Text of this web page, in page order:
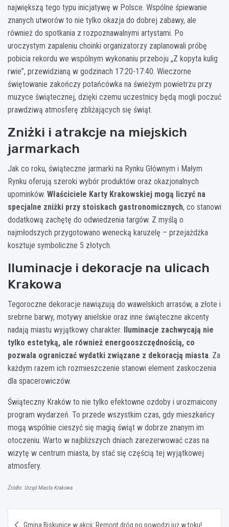
największą tego typu inicjatywę w Polsce. Wspólne śpiewanie
znanych utworów to nie tylko okazja do dobrej zabawy, ale
również do spotkania z rozpoznawalnymi artystami. Po
uroczystym zapaleniu choinki organizatorzy zaplanowali próbę
pobicia rekordu we wspólnym wykonaniu przeboju „Z kopyta kulig
rwie”, przewidzianą w godzinach 17:20-17:40. Wieczorne
świętowanie zakończy potańcówka na świeżym powietrzu przy
muzyce świątecznej, dzięki czemu uczestnicy będą mogli poczuć
prawdziwą atmosferę zbliżających się świąt.
Zniżki i atrakcje na miejskich
jarmarkach
Jak co roku, świąteczne jarmarki na Rynku Głównym i Małym
Rynku oferują szeroki wybór produktów oraz okazjonalnych
upominków. Właściciele Karty Krakowskiej mogą liczyć na
specjalne zniżki przy stoiskach gastronomicznych, co stanowi
dodatkową zachętę do odwiedzenia targów. Z myślą o
najmłodszych przygotowano wenecką karuzelę – przejażdżka
kosztuje symboliczne 5 złotych.
Iluminacje i dekoracje na ulicach
Krakowa
Tegoroczne dekoracje nawiązują do wawelskich arrasów, a złote i
srebrne barwy, motywy anielskie oraz inne świąteczne akcenty
nadają miastu wyjątkowy charakter. Iluminacje zachwycają nie
tylko estetyką, ale również energooszczędnością, co
pozwala ograniczać wydatki związane z dekoracją miasta. Za
każdym razem ich rozmieszczenie stanowi element zaskoczenia
dla spacerowiczów.
Świąteczny Kraków to nie tylko efektowne ozdoby i urozmaicony
program wydarzeń. To przede wszystkim czas, gdy mieszkańcy
mogą wspólnie cieszyć się magią świąt w dobrze znanym im
otoczeniu. Warto w najbliższych dniach zarezerwować czas na
wizytę w centrum miasta, by stać się częścią tej wyjątkowej
atmosfery.
Źródło: Urząd Miasta Krakowa
Gmina Biskupice w akcji: Remont dróg po powodzi już w toku!